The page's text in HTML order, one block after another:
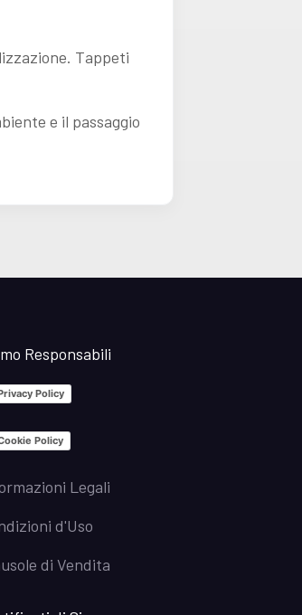
Tappeti
e il passaggio
Responsabili
Policy
Policy
Legali
d'Uso
di Vendita